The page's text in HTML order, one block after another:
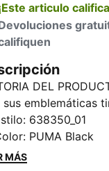
articulo
DEL
sus emblemáticas
y pants T7
ha estado
pants tiene ese
: 638350_01
: PUMA Black
MÁS